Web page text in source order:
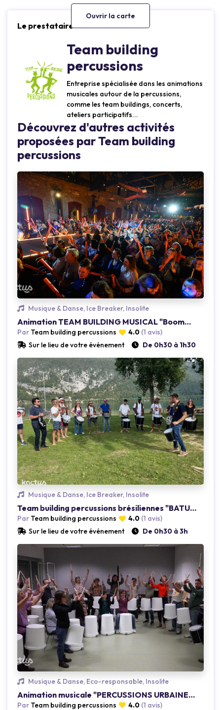
Ouvrir la carte
Le prestataire
Team building
percussions
Entreprise spécialisée dans les animations
musicales autour de la percussions,
comme les team buildings, concerts,
ateliers participatifs...
Découvrez d'autres activités
proposées par Team building
percussions
Loading...
Musique & Danse, Ice Breaker, Insolite
Animation TEAM BUILDING MUSICAL "Boomwhackers"
Par Team building percussions 4.0 (1 avis)
Sur le lieu de votre événement
De 0h30 à 1h30
Loading...
Musique & Danse, Ice Breaker, Insolite
Team building percussions brésiliennes "BATUCADA"
Par Team building percussions 4.0 (1 avis)
Sur le lieu de votre événement
De 0h30 à 3h
Musique & Danse, Eco-responsable, Insolite
Animation musicale "PERCUSSIONS URBAINES"
Par Team building percussions 4.0 (1 avis)